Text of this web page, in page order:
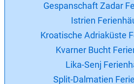
Gespanschaft Zadar
Istrien
Kroatische Adriaküste
Kvarner Bucht
Lika-Senj
Split-Dalmatien